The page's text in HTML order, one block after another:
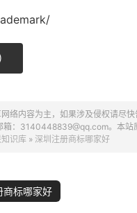
)
络内容为主，如果涉及侵权请尽
箱：3140448839@qq.com。本站
识库 » 深圳注册商标哪家好
商标哪家好